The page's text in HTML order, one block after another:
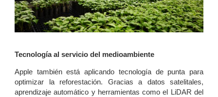
Tecnología al servicio del medioambiente
Apple también está aplicando tecnología de punta para
optimizar la reforestación. Gracias a datos satelitales,
aprendizaje automático y herramientas como el LiDAR del